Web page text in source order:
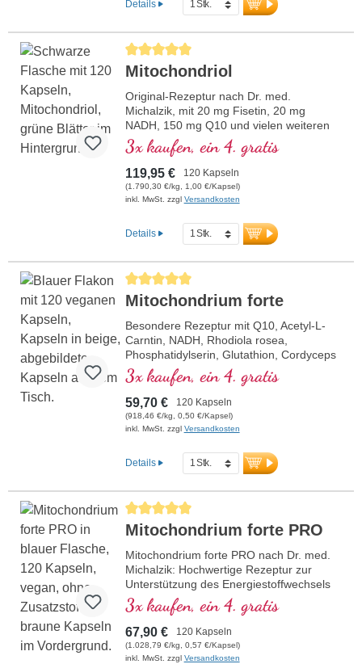
Details
Durchschnittliche Bewertung von 5 von 5 Sternen
Mitochondriol
Original-Rezeptur nach Dr. med.
Michalzik, mit 20 mg Fisetin, 20 mg
NADH, 150 mg Q10 und vielen weiteren
wichtigen Mitochondrien-Mitteln. Mit dem
Bioverfügbarkeitsverstärker D-Pinitol.
Kapselhüllen vegan und ohne PEG und
Carrageen und Aluminium freies Siegel,
Mitochondrialer GCP-1α-Aktivator, ohne
Vitalstoffexpertise und über 20-jährige
Produktionserfahrung.
3x kaufen, ein 4. gratis
119,95 € 120 Kapseln
(1.790,30 €/kg, 1,00 €/Kapsel)
inkl. MwSt. zzgl Versandkosten
Details
Durchschnittliche Bewertung von 5 von 5 Sternen
Mitochondrium forte
Besondere Rezeptur mit Q10, Acetyl-L-
Carntin, NADH, Rhodiola rosea,
Phosphatidylserin, Glutathion, Cordyceps
und Kupfer, welches zu einem normalen
Stoffwechsel zur Energiegewinnung
beiträgt (in Form von ATP in der
Zellatmungskette).
3x kaufen, ein 4. gratis
59,70 € 120 Kapseln
(918,46 €/kg, 0,50 €/Kapsel)
inkl. MwSt. zzgl Versandkosten
Details
Durchschnittliche Bewertung von 5 von 5 Sternen
Mitochondrium forte PRO
Mitochondrium forte PRO nach Dr. med.
Michalzik: Hochwertige Rezeptur zur
Unterstützung des Energiestoffwechsels
und der Zellgesundheit. Mit NADH, Q10,
Resveratrol und Thiamin, welches den
Energiestoffwechsel fördert, sowie R-
Alpha-Liponsäure in der wertvollen
Sodium-R-Lipoat-Form. Aluminiumfreie
3x kaufen, ein 4. gratis
67,90 € 120 Kapseln
(1.028,79 €/kg, 0,57 €/Kapsel)
inkl. MwSt. zzgl Versandkosten